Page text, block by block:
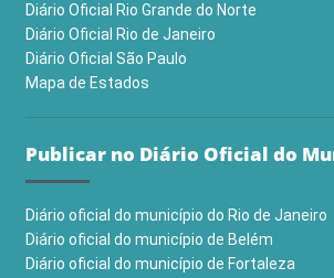
Diário Oficial Rio Grande do Norte
Diário Oficial Rio de Janeiro
Diário Oficial São Paulo
Mapa de Estados
Publicar no Diário Oficial do
Diário oficial do município do Rio de Janeiro
Diário oficial do município de Belém
Diário oficial do município de Fortaleza